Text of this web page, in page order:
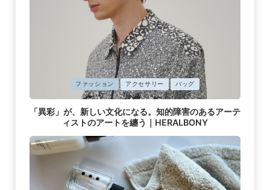
載
済
ファッション アクセサリー バッグ
「異彩」が、新しい文化になる。知的障害のあるアーテ
ィストのアートを纏う｜HERALBONY